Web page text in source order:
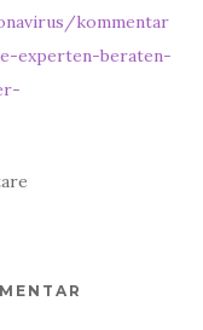
kommentar
experten-beraten-